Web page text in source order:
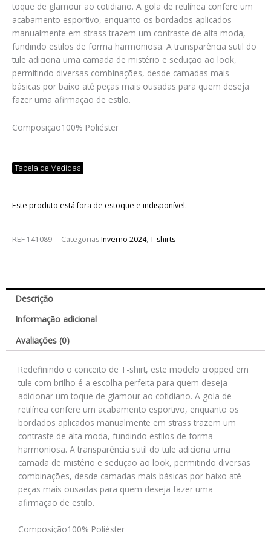
toque de glamour ao cotidiano. A gola de retilínea confere um
acabamento esportivo, enquanto os bordados aplicados
manualmente em strass trazem um contraste de alta moda,
fundindo estilos de forma harmoniosa. A transparência sutil do
tule adiciona uma camada de mistério e sedução ao look,
permitindo diversas combinações, desde camadas mais
básicas por baixo até peças mais ousadas para quem deseja
fazer uma afirmação de estilo.
Composição100% Poliéster
Tabela de Medidas
Este produto está fora de estoque e indisponível.
REF 141089 CategoriasInverno 2024, T-shirts
Descrição
Informação adicional
Avaliações (0)
Redefinindo o conceito de T-shirt, este modelo cropped em
tule com brilho é a escolha perfeita para quem deseja
adicionar um toque de glamour ao cotidiano. A gola de
retilínea confere um acabamento esportivo, enquanto os
bordados aplicados manualmente em strass trazem um
contraste de alta moda, fundindo estilos de forma
harmoniosa. A transparência sutil do tule adiciona uma
camada de mistério e sedução ao look, permitindo diversas
combinações, desde camadas mais básicas por baixo até
peças mais ousadas para quem deseja fazer uma
afirmação de estilo.
Composição100% Poliéster